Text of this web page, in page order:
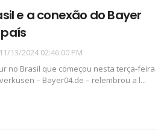
e a conexão do Bayer
11/13/2024 02:46:00 PM
no Brasil que começou nesta terça-feira
– Bayer04.de – relembrou a l...